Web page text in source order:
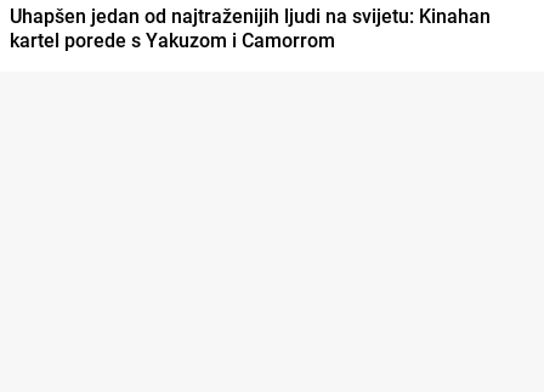
Uhapšen jedan od najtraženijih ljudi na svijetu: Kinahan
kartel porede s Yakuzom i Camorrom